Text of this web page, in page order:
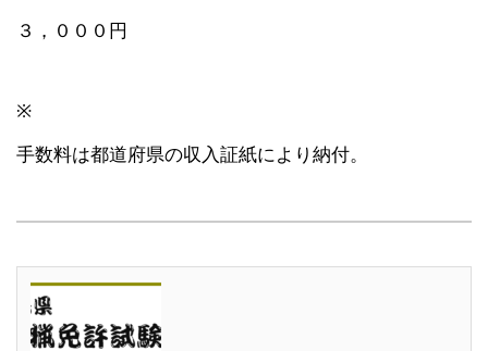
３，０００円
※
手数料は都道府県の収入証紙により納付。